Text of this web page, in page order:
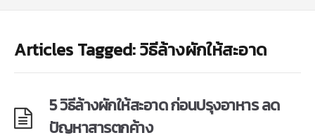
Articles Tagged: วิธีล้างผักให้สะอาด
5 วิธีล้างผักให้สะอาด ก่อนปรุงอาหาร ลด
ปัญหาสารตกค้าง